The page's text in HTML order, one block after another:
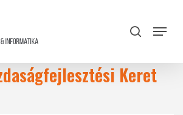
search
Menu
Keret
Close